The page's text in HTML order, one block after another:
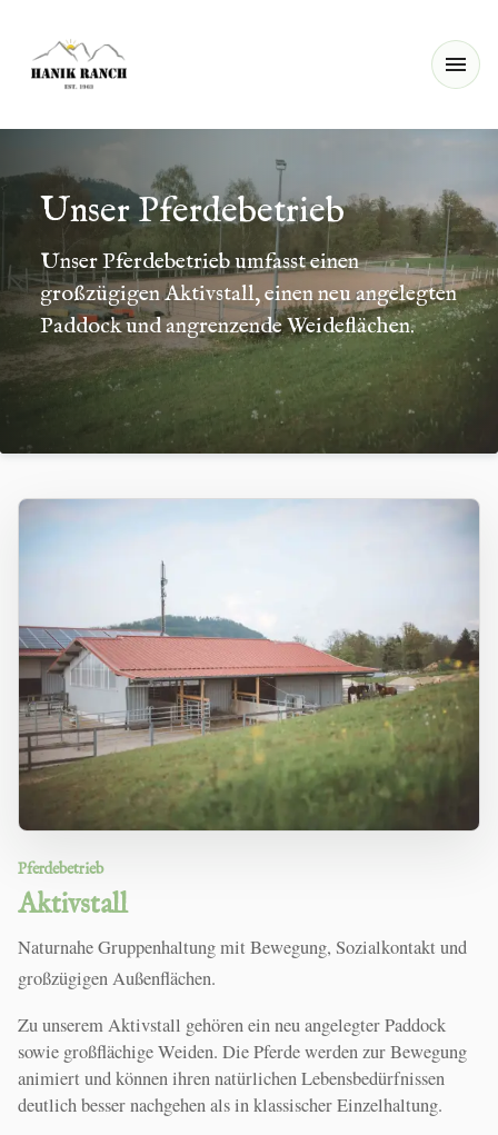
Unser Pferdebetrieb
Unser Pferdebetrieb umfasst einen
großzügigen Aktivstall, einen neu angelegten
Paddock und angrenzende Weideflächen.
Pferdebetrieb
Aktivstall
Naturnahe Gruppenhaltung mit Bewegung, Sozialkontakt und
großzügigen Außenflächen.
Zu unserem Aktivstall gehören ein neu angelegter Paddock
sowie großflächige Weiden. Die Pferde werden zur Bewegung
animiert und können ihren natürlichen Lebensbedürfnissen
deutlich besser nachgehen als in klassischer Einzelhaltung.